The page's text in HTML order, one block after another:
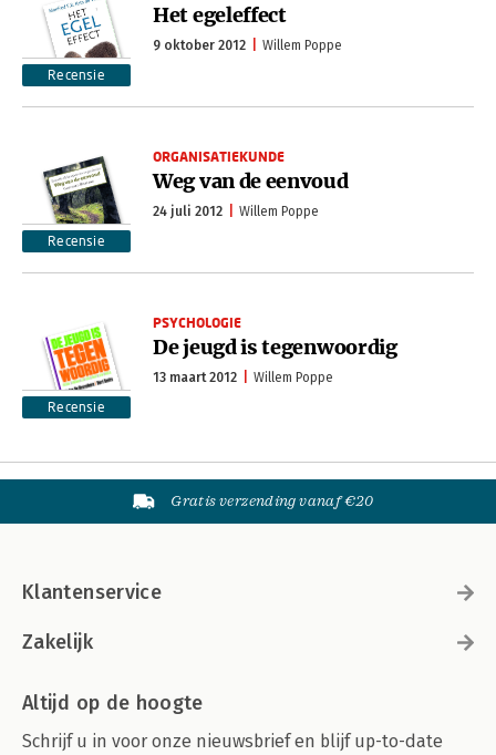
Recensie
Het egeleffect
9 oktober 2012 Willem Poppe
Recensie
ORGANISATIEKUNDE
Weg van de eenvoud
24 juli 2012 Willem Poppe
Recensie
PSYCHOLOGIE
De jeugd is tegenwoordig
13 maart 2012 Willem Poppe
Gratis verzending vanaf €20
Klantenservice
Zakelijk
Altijd op de hoogte
Schrijf u in voor onze nieuwsbrief en blijf up-to-date